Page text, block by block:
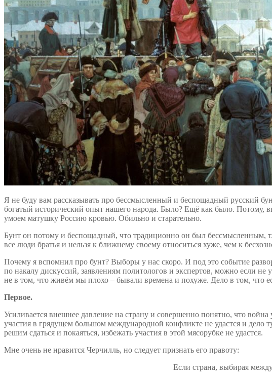
Я не буду вам рассказывать про бессмысленный и беспощадный русский
богатый исторический опыт нашего народа. Было? Ещё как было. Потому,
умоем матушку Россию кровью. Обильно и старательно.
Бунт он потому и беспощадный, что традиционно он был бессмысленным,
все люди братья и нельзя к ближнему своему относиться хуже, чем к
Почему я вспомнил про бунт? Выборы у нас скоро. И под это событие
по накалу дискуссий, заявлениям политологов и экспертов, можно если
не в том, что живём мы плохо – бывали времена и похуже. Дело в том, что
Первое.
Усиливается внешнее давление на страну и совершенно понятно, что
участия в грядущем большом международной конфликте не удастся и
решим сдаться и покаяться, избежать участия в этой мясорубке не удастся.
Мне очень не нравится Черчилль, но следует признать его правоту:
Если страна, выбирая